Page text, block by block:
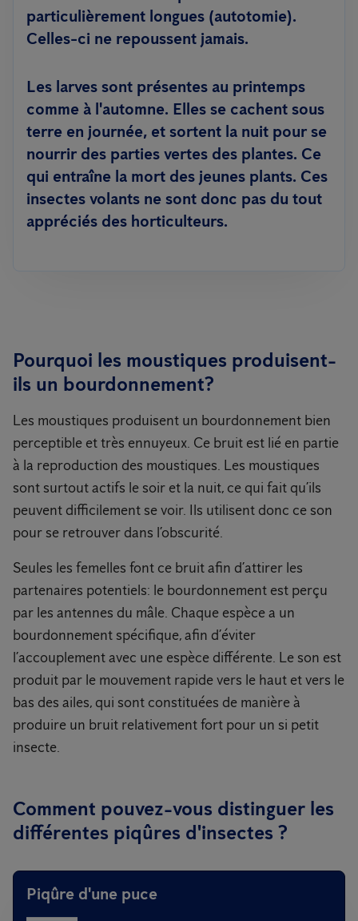
particulièrement longues (autotomie).
Celles-ci ne repoussent jamais.
Les larves sont présentes au printemps
comme à l'automne. Elles se cachent sous
terre en journée, et sortent la nuit pour se
nourrir des parties vertes des plantes. Ce
qui entraîne la mort des jeunes plants. Ces
insectes volants ne sont donc pas du tout
appréciés des horticulteurs.
Pourquoi les moustiques produisent-
ils un bourdonnement?
Les moustiques produisent un bourdonnement bien
perceptible et très ennuyeux. Ce bruit est lié en partie
à la reproduction des moustiques. Les moustiques
sont surtout actifs le soir et la nuit, ce qui fait qu’ils
peuvent difficilement se voir. Ils utilisent donc ce son
pour se retrouver dans l’obscurité.
Seules les femelles font ce bruit afin d’attirer les
partenaires potentiels: le bourdonnement est perçu
par les antennes du mâle. Chaque espèce a un
bourdonnement spécifique, afin d’éviter
l’accouplement avec une espèce différente. Le son est
produit par le mouvement rapide vers le haut et vers le
bas des ailes, qui sont constituées de manière à
produire un bruit relativement fort pour un si petit
insecte.
Comment pouvez-vous distinguer les
différentes piqûres d'insectes ?
Piqûre d'une puce